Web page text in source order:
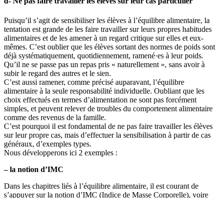
Puisqu’il s’agit de sensibiliser les élèves à l’équilibre alimentaire, la
tentation est grande de les faire travailler sur leurs propres habitudes
alimentaires et de les amener à un regard critique sur elles et eux-
mêmes. C’est oublier que les élèves sortant des normes de poids sont
déjà systématiquement, quotidiennement, ramené·es à leur poids.
Qu’il ne se passe pas un repas pris « naturellement », sans avoir à
subir le regard des autres et le sien.
C’est aussi ramener, comme précisé auparavant, l’équilibre
alimentaire à la seule responsabilité individuelle. Oubliant que les
choix effectués en termes d’alimentation ne sont pas forcément
simples, et peuvent relever de troubles du comportement alimentaire
comme des revenus de la famille.
C’est pourquoi il est fondamental de ne pas faire travailler les élèves
sur leur propre cas, mais d’effectuer la sensibilisation à partir de cas
généraux, d’exemples types.
Nous développerons ici 2 exemples :
– la notion d’IMC
Dans les chapitres liés à l’équilibre alimentaire, il est courant de
s’appuyer sur la notion d’IMC (Indice de Masse Corporelle), voire